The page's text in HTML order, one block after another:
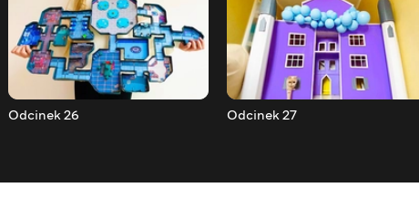
Odcinek 26 Odcinek 27